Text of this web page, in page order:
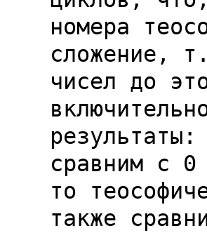
номера
сложение,
чисел до
сравним с
то
также